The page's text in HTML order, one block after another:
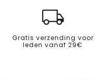
Gratis verzending voor
leden vanaf 29€